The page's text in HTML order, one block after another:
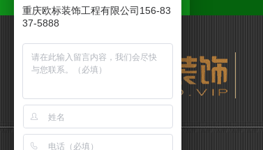
重庆欧标装饰工程有限公司156-83
37-5888